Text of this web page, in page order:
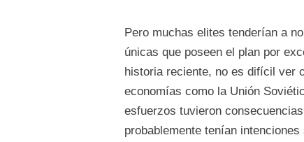
Pero muchas elites tenderían a
únicas que poseen el plan por
historia reciente, no es difícil ver
economías como la Unión
esfuerzos tuvieron
probablemente tenían